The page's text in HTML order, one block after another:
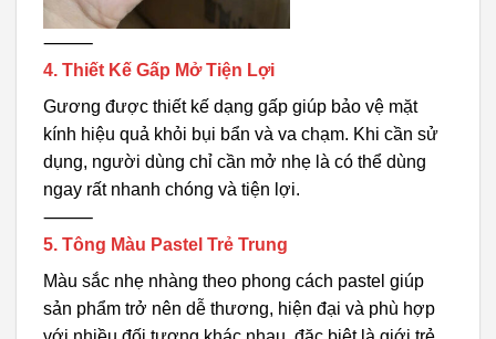
⸻
4. Thiết Kế Gấp Mở Tiện Lợi
Gương được thiết kế dạng gấp giúp bảo vệ mặt
kính hiệu quả khỏi bụi bẩn và va chạm. Khi cần sử
dụng, người dùng chỉ cần mở nhẹ là có thể dùng
ngay rất nhanh chóng và tiện lợi.
⸻
5. Tông Màu Pastel Trẻ Trung
Màu sắc nhẹ nhàng theo phong cách pastel giúp
sản phẩm trở nên dễ thương, hiện đại và phù hợp